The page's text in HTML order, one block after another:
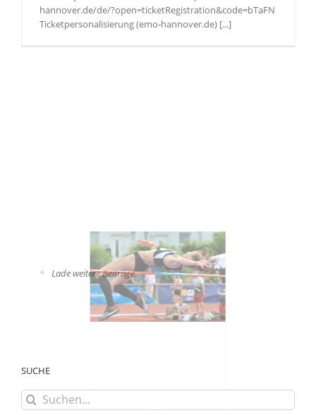
hannover.de/de/?open=ticketRegistration&code=bTaFN
Ticketpersonalisierung (emo-hannover.de) [...]